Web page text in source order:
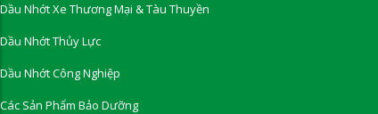
Dầu Nhớt Xe Thương Mại & Tàu Thuyền
Dầu Nhớt Thủy Lực
Dầu Nhớt Công Nghiệp
Các Sản Phẩm Bảo Dưỡng